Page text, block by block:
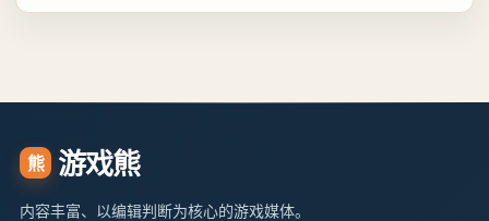
熊 游戏熊
内容丰富、以编辑判断为核心的游戏媒体。